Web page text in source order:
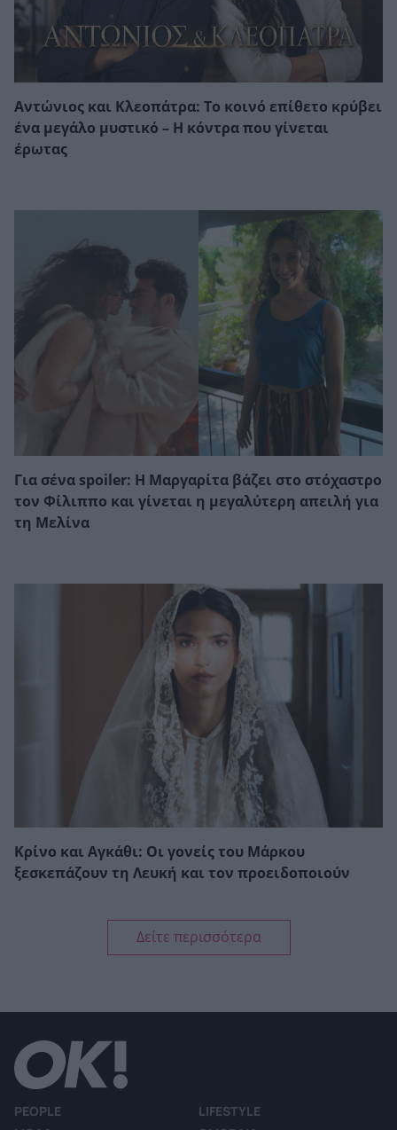
Αντώνιος και Κλεοπάτρα: Το κοινό επίθετο κρύβει
ένα μεγάλο μυστικό – Η κόντρα που γίνεται
έρωτας
Για σένα spoiler: Η Μαργαρίτα βάζει στο στόχαστρο
τον Φίλιππο και γίνεται η μεγαλύτερη απειλή για
τη Μελίνα
Κρίνο και Αγκάθι: Οι γονείς του Μάρκου
ξεσκεπάζουν τη Λευκή και τον προειδοποιούν
Δείτε περισσότερα
PEOPLE
LIFESTYLE